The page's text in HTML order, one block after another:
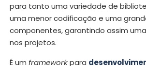
para tanto uma variedade de
uma menor codificação e uma
componentes, garantindo assim
nos projetos.
É um frameworkpara